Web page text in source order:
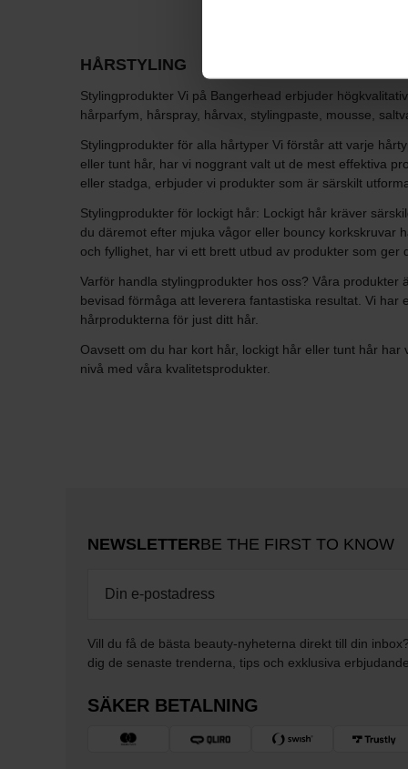
HÅRSTYLING
Stylingprodukter Vi på Bangerhead erbjuder
hårparfym, hårspray, hårvax, stylingpaste, mousse,
Stylingprodukter för alla hårtyper Vi förstår att varje
eller tunt hår, har vi noggrant valt ut de mest effektiva
eller stadga, erbjuder vi produkter som är särskilt
Stylingprodukter för lockigt hår: Lockigt hår kräver
du däremot efter mjuka vågor eller bouncy korkskruvar
och fyllighet, har vi ett brett utbud av produkter som
Varför handla stylingprodukter hos oss? Våra
bevisad förmåga att leverera fantastiska resultat. Vi
hårprodukterna för just ditt hår.
Oavsett om du har kort hår, lockigt hår eller tunt hår
nivå med våra kvalitetsprodukter.
NEWSLETTERBE THE FIRST TO KNOW
Vill du få de bästa beauty-nyheterna direkt till din
dig de senaste trenderna, tips och exklusiva
SÄKER BETALNING